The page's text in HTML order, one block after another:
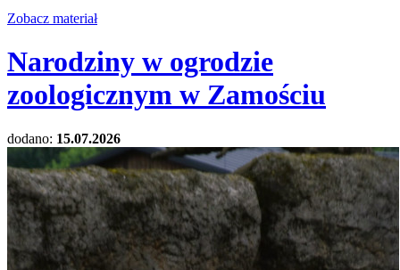
Zobacz materiał
Narodziny w ogrodzie
zoologicznym w Zamościu
dodano: 15.07.2026